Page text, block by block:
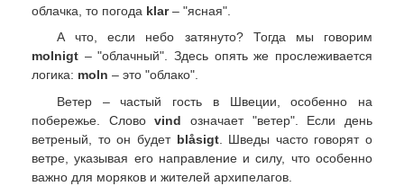
облачка, то погода klar– "ясная".
А что, если небо затянуто? Тогда мы говорим
molnigt – "облачный". Здесь опять же прослеживается
логика: moln – это "облако".
Ветер – частый гость в Швеции, особенно на
побережье. Словоvind означает "ветер". Если день
ветреный, то он будет blåsigt. Шведы часто говорят о
ветре, указывая его направление и силу, что особенно
важно для моряков и жителей архипелагов.